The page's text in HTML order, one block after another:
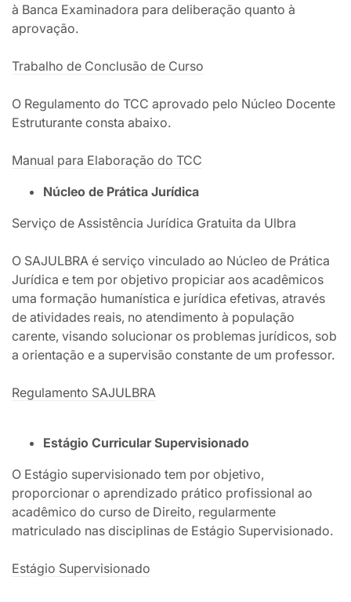
à Banca Examinadora para deliberação quanto à
aprovação.
Trabalho de Conclusão de Curso
O Regulamento do TCC aprovado pelo Núcleo Docente
Estruturante consta abaixo.
Manual para Elaboração do TCC
Núcleo de Prática Jurídica
Serviço de Assistência Jurídica Gratuita da Ulbra
O SAJULBRA é serviço vinculado ao Núcleo de Prática
Jurídica e tem por objetivo propiciar aos acadêmicos
uma formação humanística e jurídica efetivas, através
de atividades reais, no atendimento à população
carente, visando solucionar os problemas jurídicos, sob
a orientação e a supervisão constante de um professor.
Regulamento SAJULBRA
Estágio Curricular Supervisionado
O Estágio supervisionado tem por objetivo,
proporcionar o aprendizado prático profissional ao
acadêmico do curso de Direito, regularmente
matriculado nas disciplinas de Estágio Supervisionado.
Estágio Supervisionado